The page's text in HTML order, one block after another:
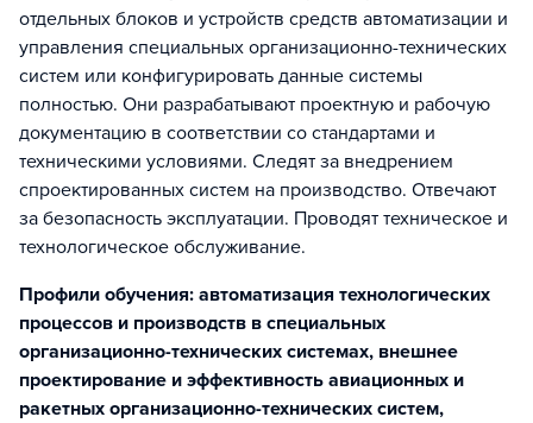
отдельных блоков и устройств средств автоматизации и
управления специальных организационно-технических
систем или конфигурировать данные системы
полностью. Они разрабатывают проектную и рабочую
документацию в соответствии со стандартами и
техническими условиями. Следят за внедрением
спроектированных систем на производство. Отвечают
за безопасность эксплуатации. Проводят техническое и
технологическое обслуживание.
Профили обучения: автоматизация технологических
процессов и производств в специальных
организационно-технических системах, внешнее
проектирование и эффективность авиационных и
ракетных организационно-технических систем,